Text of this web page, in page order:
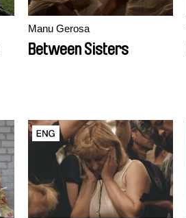
Manu Gerosa
Between Sisters